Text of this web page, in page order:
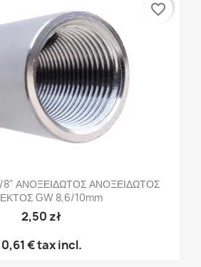
ΑΝΟΞΕΙΔΩΤΟΣ ΑΝΟΞΕΙΔΩΤΟΣ
GW 8,6/10mm
2,50 zł
0,61 €tax incl.
favorite_border